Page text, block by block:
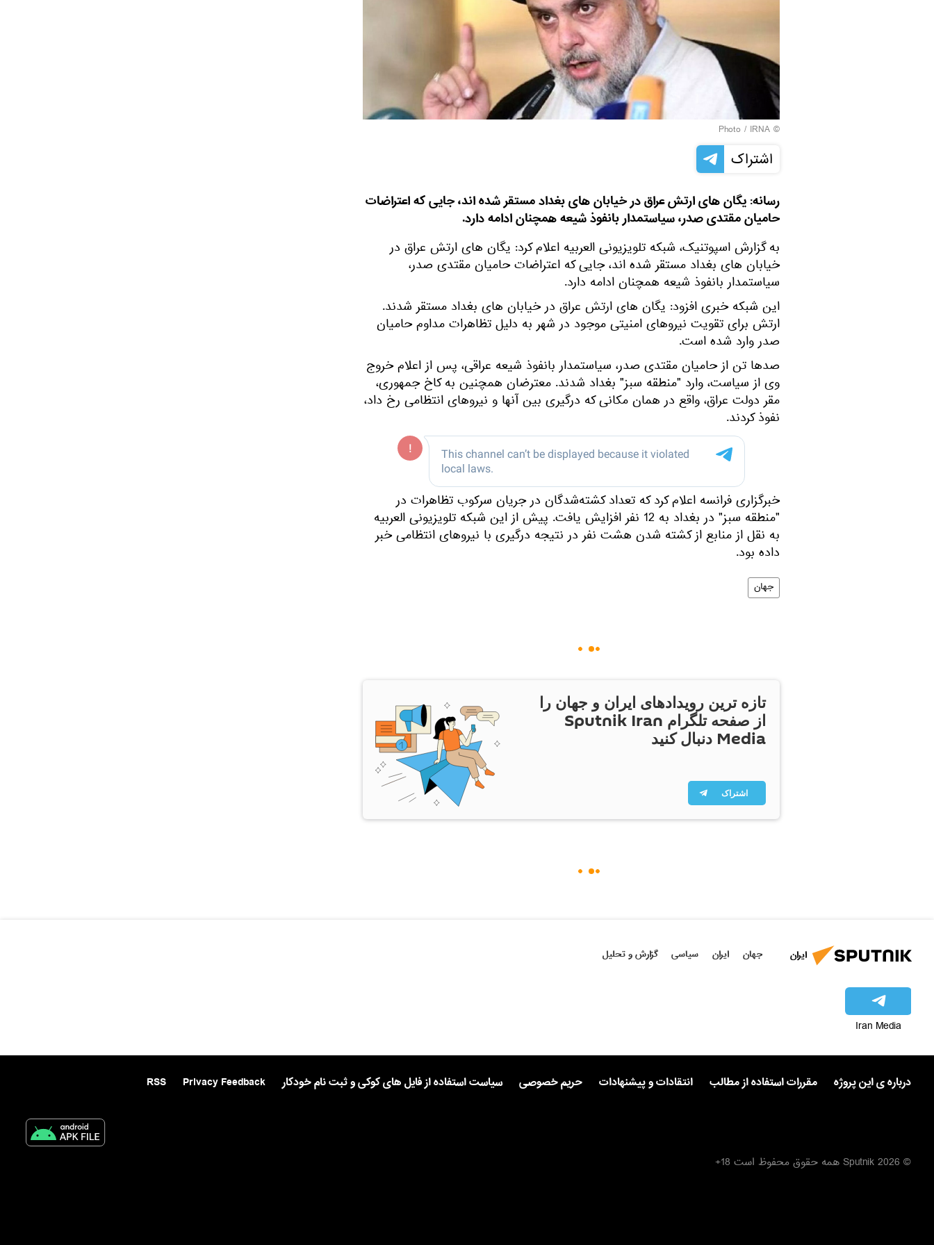
© Photo /
IRNA
اشتراک
رسانه: یگان های ارتش عراق در خیابان های بغداد مستقر شده اند، جایی که اعتراضات
حامیان مقتدی صدر، سیاستمدار بانفوذ شیعه همچنان ادامه دارد.
به گزارش اسپوتنیک، شبکه تلویزیونی العربیه اعلام کرد: یگان های ارتش عراق در
خیابان های بغداد مستقر شده اند، جایی که اعتراضات حامیان مقتدی صدر،
سیاستمدار بانفوذ شیعه همچنان ادامه دارد.
این شبکه خبری افزود: یگان های ارتش عراق در خیابان های بغداد مستقر شدند.
ارتش برای تقویت نیروهای امنیتی موجود در شهر به دلیل تظاهرات مداوم حامیان
صدر وارد شده است.
صدها تن از حامیان مقتدی صدر، سیاستمدار بانفوذ شیعه عراقی، پس از اعلام خروج
وی از سیاست، وارد "منطقه سبز" بغداد شدند. معترضان همچنین به کاخ جمهوری،
مقر دولت عراق، واقع در همان مکانی که درگیری بین آنها و نیروهای انتظامی رخ داد،
نفوذ کردند.
خبرگزاری فرانسه اعلام کرد که تعداد کشته‌شدگان در جریان سرکوب تظاهرات در
"منطقه سبز" در بغداد به 12 نفر افزایش یافت. پیش از این شبکه تلویزیونی العربیه
به نقل از منابع از کشته شدن هشت نفر در نتیجه درگیری با نیروهای انتظامی خبر
داده بود.
جهان
تازه ترین رویدادهای ایران و جهان را
از صفحه تلگرام Sputnik Iran
Media دنبال کنید
اشتراک
ایران جهان ایران سیاسی گزارش و تحلیل
Iran Media
درباره ی این پروژه مقررات استفاده از مطالب انتقادات و پیشنهادات حریم خصوصی سیاست استفاده از فایل های کوکی و ثبت نام خودکار Privacy Feedback
RSS
© 2026 Sputnik همه حقوق محفوظ است 18+